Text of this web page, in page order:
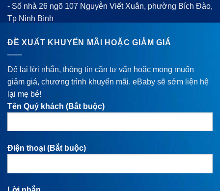
- Số nhà 26 ngõ 107 Nguyễn Viết Xuân, phường Bích Đào,
Tp Ninh Bình
ĐỀ XUẤT KHUYẾN MÃI HOẶC GIẢM GIÁ
Để lại lời nhắn, thông tin cần tư vấn hoặc mong muốn
giảm giá, chương trình khuyến mãi. eBaby sẽ sớm liện hệ
lại mẹ bé!
Tên Quý khách (Bắt buộc)
Điện thoại (Bắt buộc)